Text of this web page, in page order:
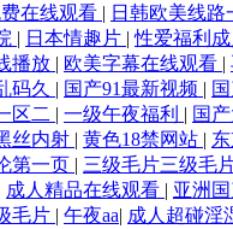
在线观看 | 日韩欧美线路
| 日本情趣片 |性爱福利
播放 | 欧美字幕在线观看 |
码久 | 国产91最新视频 |
区二 | 一级午夜福利 | 国
丝内射 | 黄色18禁网站 |
第一页 | 三级毛片三级毛
成人精品在线观看 | 亚洲
毛片 | 午夜aa| 成人超碰淫